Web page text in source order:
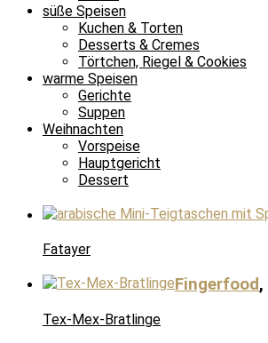
süße Speisen
Kuchen & Torten
Desserts & Cremes
Törtchen, Riegel & Cookies
warme Speisen
Gerichte
Suppen
Weihnachten
Vorspeise
Hauptgericht
Dessert
Fatayer
Fingerfood,
Tex-Mex-Bratlinge